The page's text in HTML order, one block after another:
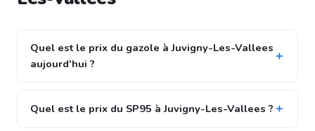
Quel est le prix du gazole à Juvigny-Les-Vallees
aujourd'hui ?
Quel est le prix du SP95 à Juvigny-Les-Vallees ?